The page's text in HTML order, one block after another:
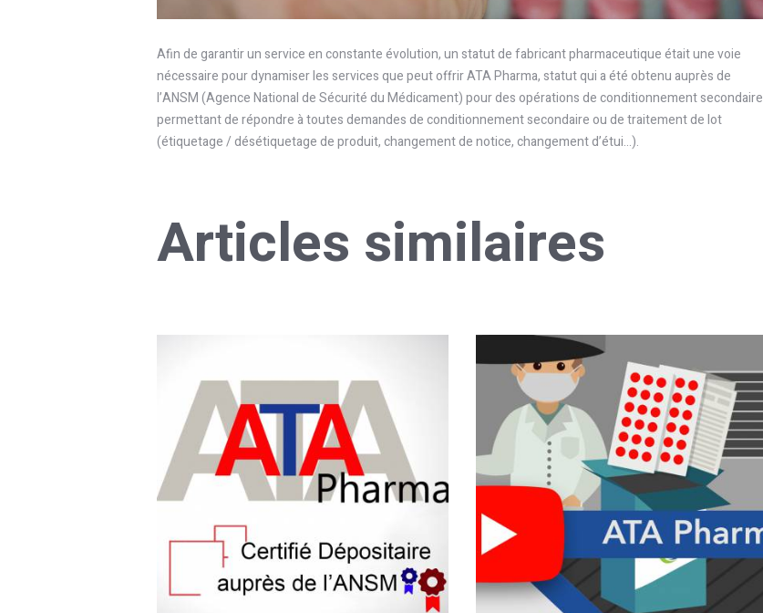
Afin de garantir un service en constante évolution, un statut de fabricant pharmaceutique était une voie
nécessaire pour dynamiser les services que peut offrir ATA Pharma, statut qui a été obtenu auprès de
l’ANSM (Agence National de Sécurité du Médicament) pour des opérations de conditionnement secondaire
permettant de répondre à toutes demandes de conditionnement secondaire ou de traitement de lot
(étiquetage / désétiquetage de produit, changement de notice, changement d’étui…).
Articles similaires